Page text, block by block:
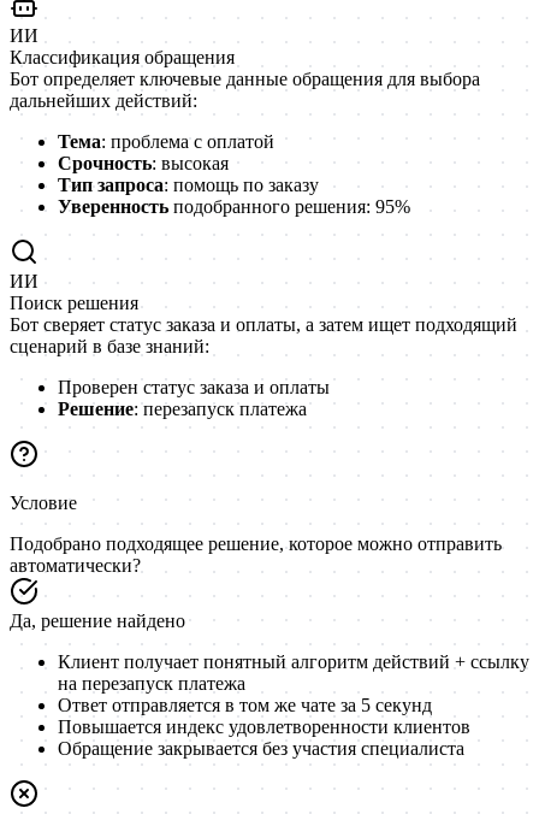
ИИ
Классификация обращения
Бот определяет ключевые данные обращения для выбора
дальнейших действий:
Тема: проблема с оплатой
Срочность: высокая
Тип запроса: помощь по заказу
Уверенность подобранного решения: 95%
ИИ
Поиск решения
Бот сверяет статус заказа и оплаты, а затем ищет подходящий
сценарий в базе знаний:
Проверен статус заказа и оплаты
Решение: перезапуск платежа
Условие
Подобрано подходящее решение, которое можно отправить
автоматически?
Да, решение найдено
Клиент получает понятный алгоритм действий + ссылку
на перезапуск платежа
Ответ отправляется в том же чате за 5 секунд
Повышается индекс удовлетворенности клиентов
Обращение закрывается без участия специалиста